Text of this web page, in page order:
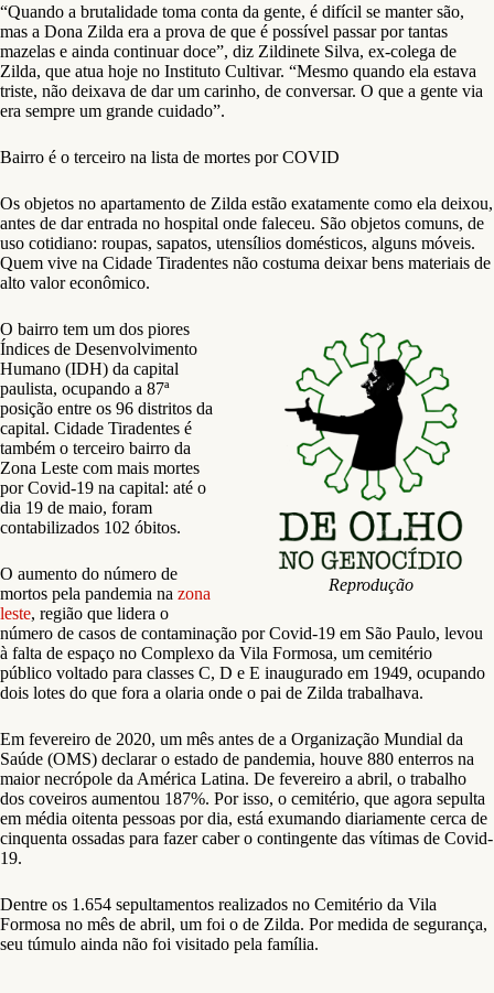
“Quando a brutalidade toma conta da gente, é difícil se manter são,
mas a Dona Zilda era a prova de que é possível passar por tantas
mazelas e ainda continuar doce”, diz Zildinete Silva, ex-colega de
Zilda, que atua hoje no Instituto Cultivar. “Mesmo quando ela estava
triste, não deixava de dar um carinho, de conversar. O que a gente via
era sempre um grande cuidado”.
Bairro é o terceiro na lista de mortes por COVID
Os objetos no apartamento de Zilda estão exatamente como ela deixou,
antes de dar entrada no hospital onde faleceu. São objetos comuns, de
uso cotidiano: roupas, sapatos, utensílios domésticos, alguns móveis.
Quem vive na Cidade Tiradentes não costuma deixar bens materiais de
alto valor econômico.
Reprodução
O bairro tem um dos piores
Índices de Desenvolvimento
Humano (IDH) da capital
paulista, ocupando a 87ª
posição entre os 96 distritos da
capital. Cidade Tiradentes é
também o terceiro bairro da
Zona Leste com mais mortes
por Covid-19 na capital: até o
dia 19 de maio, foram
contabilizados 102 óbitos.
O aumento do número de
mortos pela pandemia na zona
leste, região que lidera o
número de casos de contaminação por Covid-19 em São Paulo, levou
à falta de espaço no Complexo da Vila Formosa, um cemitério
público voltado para classes C, D e E inaugurado em 1949, ocupando
dois lotes do que fora a olaria onde o pai de Zilda trabalhava.
Em fevereiro de 2020, um mês antes de a Organização Mundial da
Saúde (OMS) declarar o estado de pandemia, houve 880 enterros na
maior necrópole da América Latina. De fevereiro a abril, o trabalho
dos coveiros aumentou 187%. Por isso, o cemitério, que agora sepulta
em média oitenta pessoas por dia, está exumando diariamente cerca de
cinquenta ossadas para fazer caber o contingente das vítimas de Covid-
19.
Dentre os 1.654 sepultamentos realizados no Cemitério da Vila
Formosa no mês de abril, um foi o de Zilda. Por medida de segurança,
seu túmulo ainda não foi visitado pela família.